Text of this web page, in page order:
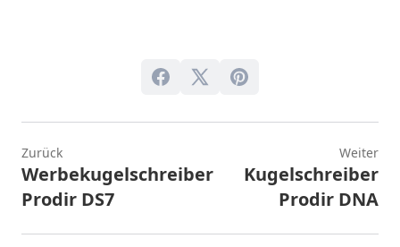
Zurück
Werbekugelschreiber
Prodir DS7
Weiter
Kugelschreiber
Prodir DNA